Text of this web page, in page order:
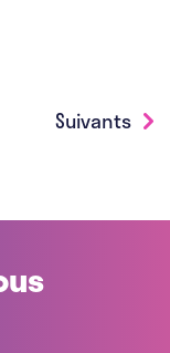
Suivants